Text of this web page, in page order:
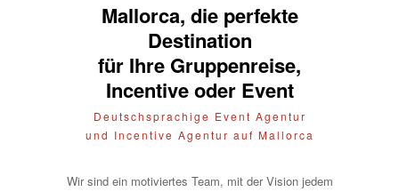
Mallorca, die perfekte
Destination
für Ihre Gruppenreise,
Incentive oder Event
Deutschsprachige Event Agentur
und Incentive Agentur auf Mallorca
Wir sind ein motiviertes Team, mit der Vision jedem